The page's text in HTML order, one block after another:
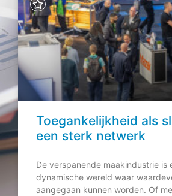
Toegankelijkheid als
een sterk netwerk
De verspanende maakindustrie is
dynamische wereld waar
aangegaan kunnen worden. Of